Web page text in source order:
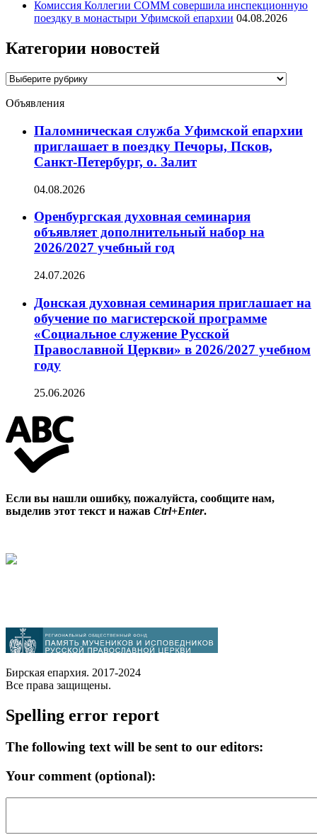
Комиссия Коллегии СОММ совершила инспекционную
поездку в монастыри Уфимской епархии 04.08.2026
Категории новостей
Категории
Объявления
Паломническая служба Уфимской епархии
приглашает в поездку Печоры, Псков,
Санкт-Петербург, о. Залит
04.08.2026
Оренбургская духовная семинария
объявляет дополнительный набор на
2026/2027 учебный год
24.07.2026
Донская духовная семинария приглашает на
обучение по магистерской программе
«Социальное служение Русской
Православной Церкви» в 2026/2027 учебном
году
25.06.2026
Если вы нашли ошибку, пожалуйста, сообщите нам,
выделив этот текст и нажав Ctrl+Enter.
Бирская епархия. 2017-2024
Все права защищены.
Spelling error report
The following text will be sent to our editors:
Your comment (optional):